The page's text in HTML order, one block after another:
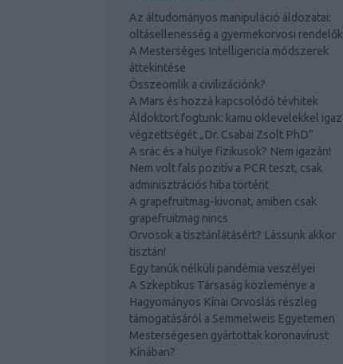
Az áltudományos manipuláció áldozatai:
oltásellenesség a gyermekorvosi
A Mesterséges Intelligencia módszerek
áttekintése
Összeomlik a civilizációnk?
A Mars és hozzá kapcsolódó tévhitek
Áldoktort fogtunk: kamu oklevelekkel
végzettségét „Dr. Csabai Zsolt PhD”
A srác és a hülye fizikusok? Nem igazán!
Nem volt fals pozitív a PCR teszt, csak
adminisztrációs hiba történt
A grapefruitmag-kivonat, amiben csak
grapefruitmag nincs
Orvosok a tisztánlátásért? Lássunk akkor
tisztán!
Egy tanúk nélküli pandémia veszélyei
A Szkeptikus Társaság közleménye a
Hagyományos Kínai Orvoslás részleg
támogatásáról a Semmelweis Egyetemen
Mesterségesen gyártottak koronavírust
Kínában?